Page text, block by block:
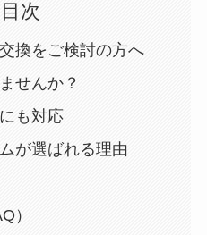
目次
換をご検討の方へ
せんか？
も対応
が選ばれる理由
）